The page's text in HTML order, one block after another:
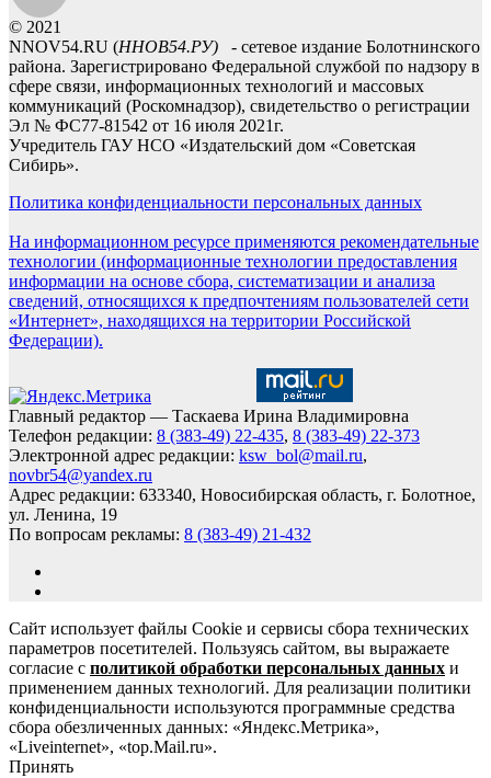
© 2021
NNOV54.RU (ННОВ54.РУ) - сетевое издание Болотнинского
района. Зарегистрировано Федеральной службой по надзору в
сфере связи, информационных технологий и массовых
коммуникаций (Роскомнадзор), свидетельство о регистрации
Эл № ФС77-81542 от 16 июля 2021г.
Учредитель ГАУ НСО «Издательский дом «Советская
Сибирь».
Политика конфиденциальности персональных данных
На информационном ресурсе применяются рекомендательные
технологии (информационные технологии предоставления
информации на основе сбора, систематизации и анализа
сведений, относящихся к предпочтениям пользователей сети
«Интернет», находящихся на территории Российской
Федерации).
Главный редактор — Таскаева Ирина Владимировна
Телефон редакции: 8 (383-49) 22-435, 8 (383-49) 22-373
Электронной адрес редакции: ksw_bol@mail.ru,
novbr54@yandex.ru
Адрес редакции: 633340, Новосибирская область, г. Болотное,
ул. Ленина, 19
По вопросам рекламы: 8 (383-49) 21-432
Сайт использует файлы Cookie и сервисы сбора технических
параметров посетителей. Пользуясь сайтом, вы выражаете
согласие с политикой обработки персональных данных и
применением данных технологий. Для реализации политики
конфиденциальности используются программные средства
сбора обезличенных данных: «Яндекс.Метрика»,
«Liveinternet», «top.Mail.ru».
Принять